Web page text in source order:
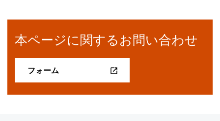
本ページに関するお問い合わせ
フォーム